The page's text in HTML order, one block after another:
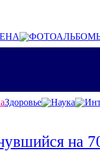
Здоровье Наука
на